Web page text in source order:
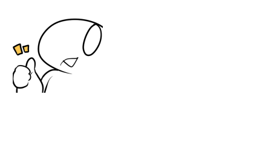
Soul_Capture님 감사합니다.